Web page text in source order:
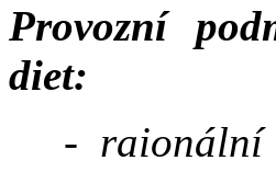
Provozní
diet:
- raionální